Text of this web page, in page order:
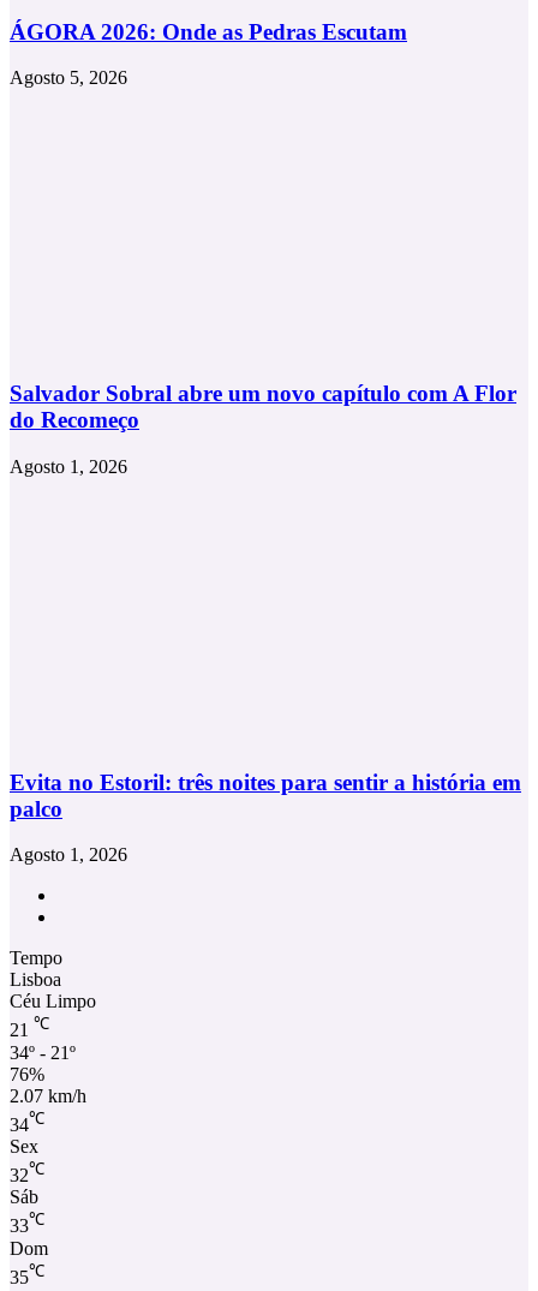
ÁGORA 2026: Onde as Pedras Escutam
Agosto 5, 2026
Salvador Sobral abre um novo capítulo com A Flor
do Recomeço
Agosto 1, 2026
Evita no Estoril: três noites para sentir a história em
palco
Agosto 1, 2026
Tempo
Lisboa
Céu Limpo
21 ℃
34º - 21º
76%
2.07 km/h
34℃
Sex
32℃
Sáb
33℃
Dom
35℃